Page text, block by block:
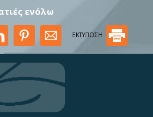
ενόλω
ΕΚΤΥΠΩΣΗ